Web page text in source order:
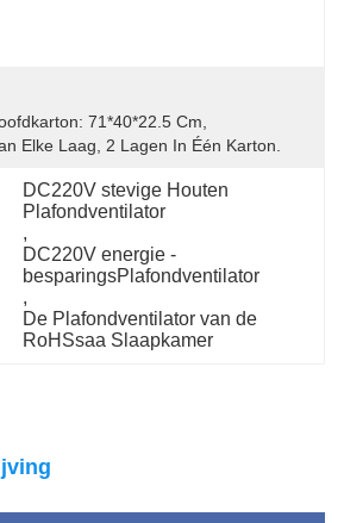
71*40*22.5 Cm,
Elke Laag, 2 Lagen In Één Karton.
DC220V stevige Houten
Plafondventilator
,
DC220V energie -
besparingsPlafondventilator
,
De Plafondventilator van de
RoHSsaa Slaapkamer